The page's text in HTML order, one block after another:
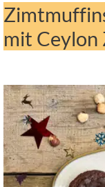
mit Ceylon